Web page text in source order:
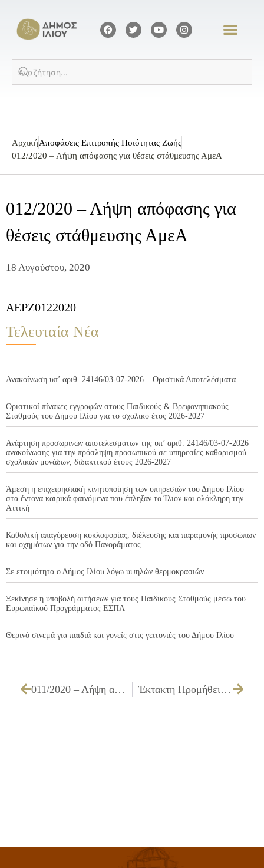
ΑρχικήΑποφάσεις Επιτροπής Ποιότητας Ζωής
012/2020 – Λήψη απόφασης για θέσεις στάθμευσης ΑμεΑ
012/2020 – Λήψη απόφασης για
θέσεις στάθμευσης ΑμεΑ
18 Αυγούστου, 2020
AEPZ0122020
Τελευταία Νέα
Ανακοίνωση υπ’ αριθ. 24146/03-07-2026 – Οριστικά Αποτελέσματα
Οριστικοί πίνακες εγγραφών στους Παιδικούς & Βρεφονηπιακούς
Σταθμούς του Δήμου Ιλίου για το σχολικό έτος 2026-2027
Ανάρτηση προσωρινών αποτελεσμάτων της υπ’ αριθ. 24146/03-07-2026
ανακοίνωσης για την πρόσληψη προσωπικού σε υπηρεσίες καθαρισμού
σχολικών μονάδων, διδακτικού έτους 2026-2027
Άμεση η επιχειρησιακή κινητοποίηση των υπηρεσιών του Δήμου Ιλίου
στα έντονα καιρικά φαινόμενα που έπληξαν το Ίλιον και ολόκληρη την
Αττική
Καθολική απαγόρευση κυκλοφορίας, διέλευσης και παραμονής προσώπων
και οχημάτων για την οδό Πανοράματος
Σε ετοιμότητα ο Δήμος Ιλίου λόγω υψηλών θερμοκρασιών
Ξεκίνησε η υποβολή αιτήσεων για τους Παιδικούς Σταθμούς μέσω του
Ευρωπαϊκού Προγράμματος ΕΣΠΑ
Θερινό σινεμά για παιδιά και γονείς στις γειτονιές του Δήμου Ιλίου
011/2020 – Λήψη απόφασης για απαγόρευση στάθμευσης έμπροσθεν 6ου Βρεφονηπιακού Σταθμού στην οδό Δημητσάνης Έκτακτη Προμήθεια υλικών για την προστασία από τον Covid-19: 2η Ομάδα: Ελαστικά γάντια μιας χρήσης